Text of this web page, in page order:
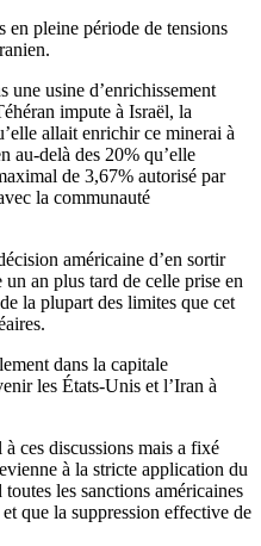
en pleine période de tensions
une usine d’enrichissement
impute à Israël, la
allait enrichir ce minerai à
au-delà des 20% qu’elle
de 3,67% autorisé par
la communauté
américaine d’en sortir
an plus tard de celle prise en
la plupart des limites que cet
dans la capitale
les États-Unis et l’Iran à
ces discussions mais a fixé
à la stricte application du
les sanctions américaines
que la suppression effective de